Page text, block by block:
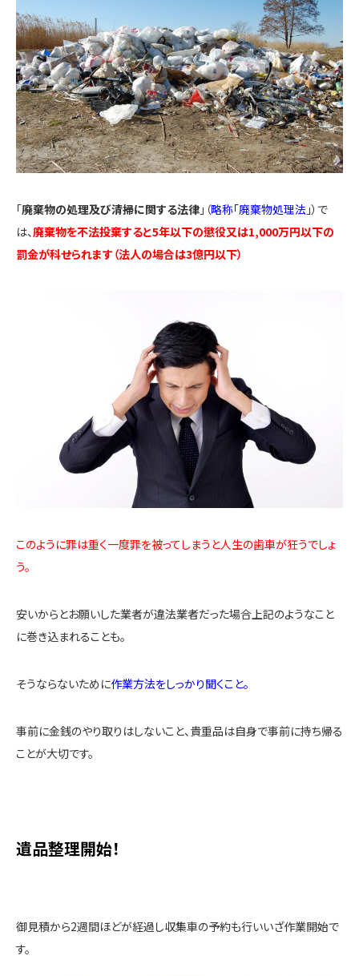
「廃棄物の処理及び清掃に関する法律 」（略称「廃棄物処理法 」）で
は、廃棄物を不法投棄すると5年以下の懲役又は1,000万円以下の
罰金が科せられます（法人の場合は3億円以下）
このように罪は重く一度罪を被ってしまうと人生の歯車が狂うでしょ
う。
安いからとお願いした業者が違法業者だった場合上記のようなこと
に巻き込まれることも。
そうならないために作業方法をしっかり聞くこと。
事前に金銭のやり取りはしないこと、貴重品は自身で事前に持ち帰る
ことが大切です。
遺品整理開始！
御見積から2週間ほどが経過し収集車の予約も行いいざ作業開始で
す。